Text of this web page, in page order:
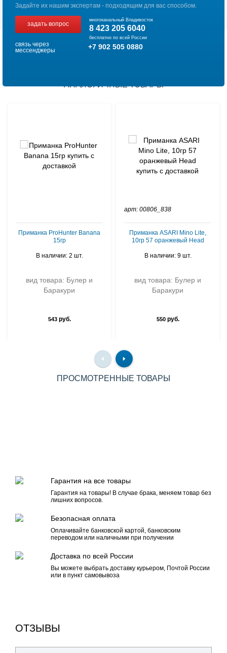
Задайте их нашим экспертам - подходящим для вас способом.
задать вопрос
многоканальный Владивосток
8 423 205 6040
бесплатно по всей России
связь через
мессенджеры
+7 902 505 0880
АНАЛОГИЧНЫЕ ТОВАРЫ
Приманка ProHunter Banana
15гр
В наличии: 2 шт.
вид товара: Булер и
Баракури
543руб.
арт: 00806_838
Приманка ASARI Mino Lite,
10гр 57 оранжевый Head
В наличии: 9 шт.
вид товара: Булер и
Баракури
550руб.
ПРОСМОТРЕННЫЕ ТОВАРЫ
Гарантия на все товары
Гарантия на товары! В случае брака, меняем товар без
лишних вопросов.
Безопасная оплата
Оплачивайте банковской картой, банковским
переводом или наличными при получении
Доставка по всей России
Вы можете выбрать доставку курьером, Почтой России
или в пункт самовывоза
ОТЗЫВЫ